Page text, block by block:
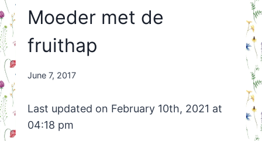
Moeder met de
fruithap
By
June 7, 2017
Last updated on February 10th, 2021 at
04:18 pm